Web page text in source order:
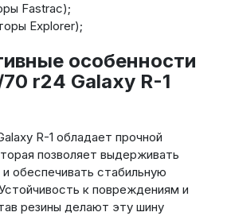
Fastrac);
Explorer);
особенности
r24 Galaxy R-1
R-1 обладает прочной
позволяет выдерживать
и обеспечивать стабильную
к повреждениям и
резины делают эту шину